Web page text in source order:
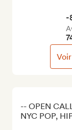
-- OPEN
NYC POP,
-